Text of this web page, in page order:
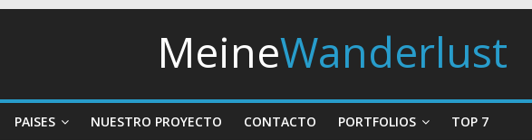
MeineWanderlust
PAISES NUESTRO PROYECTO CONTACTO PORTFOLIOS TOP 7